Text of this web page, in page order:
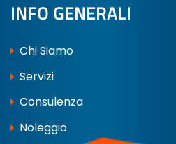
INFO GENERALI
Chi Siamo
Servizi
Consulenza
Noleggio